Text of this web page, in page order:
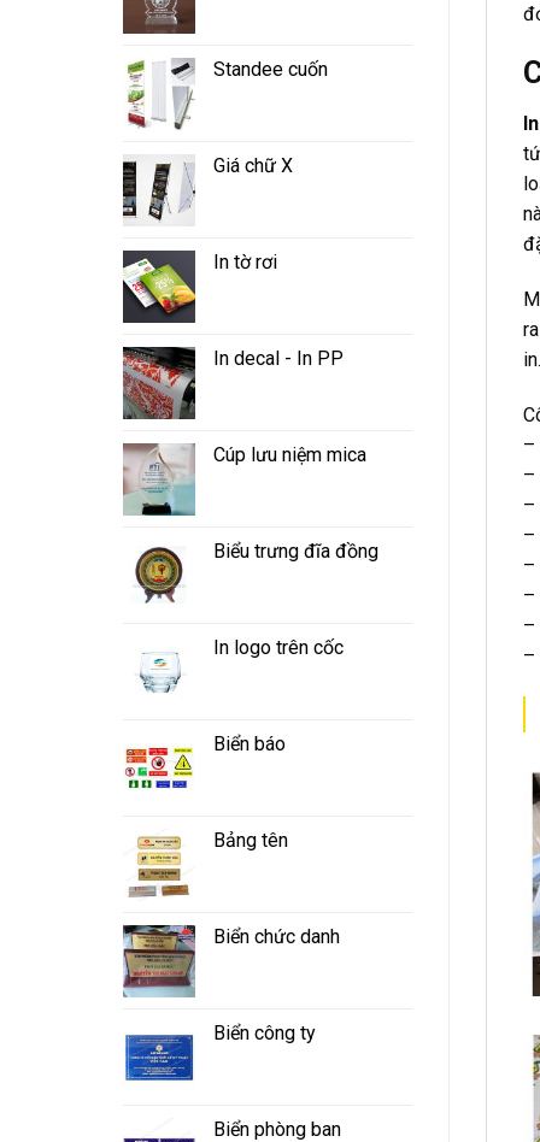
Standee cuốn
Giá chữ X
In tờ rơi
In decal - In PP
Cúp lưu niệm mica
Biểu trưng đĩa đồng
In logo trên cốc
Biển báo
Bảng tên
Biển chức danh
Biển công ty
Biển phòng ban
in.
–
–
–
–
–
–
–
–